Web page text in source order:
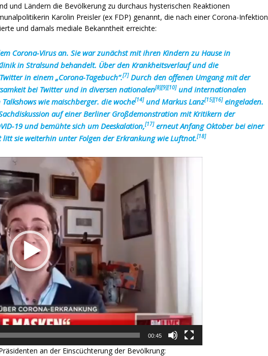
und Ländern die Bevölkerung zu durchaus hysterischen Reaktionen
Karolin Preisler (ex FDP) genannt, die nach einer Corona-Infektion
und damals mediale Bekanntheit erreichte:
Corona-Virus an. Sie war zunächst mit ihren Kindern zu Hause in
in Stralsund behandelt. Über den Krankheitsverlauf und die
in einem „Corona-Tagebuch“.[7]Durch den offenen Umgang mit der
bei Twitter und in diversen nationalen[8][9][10]und internationalen
wie maischberger. die woche[14]und Markus Lanz[15][16]eingeladen.
auf einer Berliner Großdemonstration mit Kritikern der
19 und bemühte sich um Deeskalation,[17]erneut Anfang Oktober bei einer
litt sie weiterhin unter Folgen der Erkrankung wie Luftnot.[18]
00:45
an der Einscüchterung der Bevölkrung: